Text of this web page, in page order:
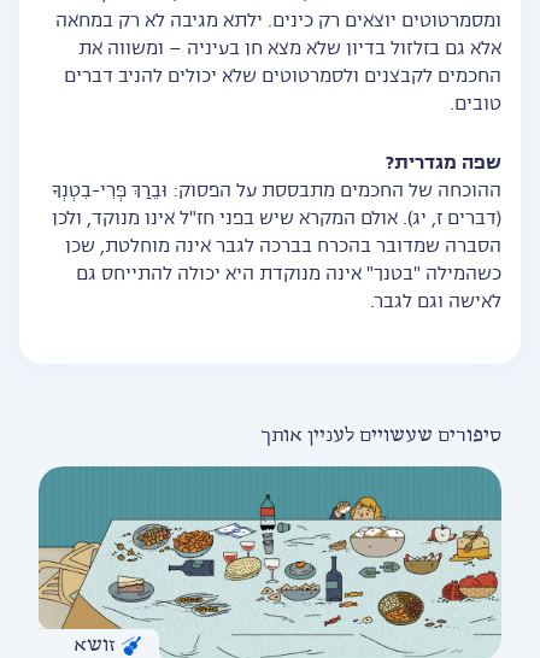
ומסמרטוטים יוצאים רק כינים. ילתא מגיבה לא רק במחאה
אלא גם בזלזול בדיון שלא מצא חן בעיניה – ומשווה את
החכמים לקבצנים ולסמרטוטים שלא יכולים להניב דברים
טובים.
שפה מגדרית?
ההוכחה של החכמים מתבססת על הפסוק: וּבֵרַךְ פְּרִי-בִטְנְךָ
(דברים ז, יג). אולם המקרא שיש בפני חז"ל אינו מנוקד, ולכן
הסברה שמדובר בהכרח בברכה לגבר אינה מוחלטת, שכן
כשהמילה "בטנך" אינה מנוקדת היא יכולה להתייחס גם
לאישה וגם לגבר.
סיפורים שעשויים לעניין אותך
זושא